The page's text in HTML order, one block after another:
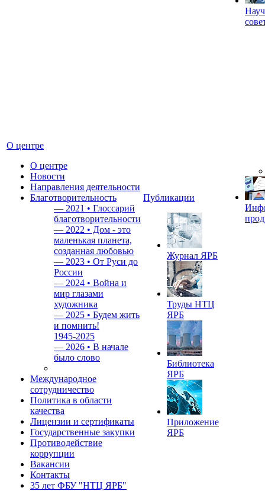
О центре
О центре
Новости
Направления деятельности
Благотворительность
— 2021 • Глоссарий
благотворительности
— 2022 • Дом - это
маленькая планета,
созданная любовью
— 2023 • От Руси до
России
— 2024 • Война и
мир глазами
художника
— 2025 • Будем жить
и помнить!
1945-2025
— 2026 • В начале
было слово
Международное
сотрудничество
Политика в области
качества
Лицензии и сертификаты
Государственные закупки
Противодействие
коррупции
Вакансии
Контакты
35 лет ФБУ "НТЦ ЯРБ"
Публикации
Журнал ЯРБ
Труды НТЦ
ЯРБ
Библиотека
ЯРБ
Приложение
ЯРБ